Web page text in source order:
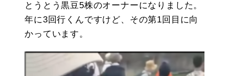
とうとう黒豆5株のオーナーになりました。
年に3回行くんですけど、その第1回目に向
かっています。